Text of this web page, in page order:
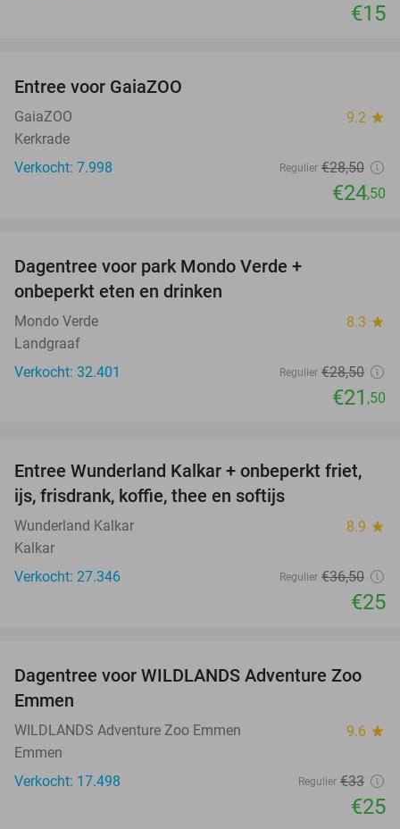
€15
Entree voor GaiaZOO
GaiaZOO 9.2 star
Kerkrade
Verkocht: 7.998
Regulier €28,50
€24,50
Dagentree voor park Mondo Verde +
onbeperkt eten en drinken
Mondo Verde 8.3 star
Landgraaf
Verkocht: 32.401
Regulier €28,50
€21 ,50
32%
Entree Wunderland Kalkar + onbeperkt friet,
ijs, frisdrank, koffie, thee en softijs
Wunderland Kalkar 8.9 star
Kalkar
Verkocht: 27.346
Regulier €36,50
€25
24%
Dagentree voor WILDLANDS Adventure Zoo
Emmen
WILDLANDS Adventure Zoo Emmen 9.6 star
Emmen
Verkocht: 17.498
Regulier €33
€25